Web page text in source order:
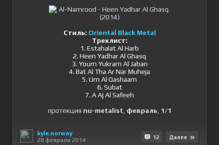
Стиль: Oriental Black Metal
Треклист:
1. Estahalat Al Harb
2. Heen Yadhar Al Ghasq
3. Youm Yukram Al Jaban
4. Bat Al Tha Ar Nar Muheja
5. Um Al Qashaam
6. Subat
7. A Aj Al Safeeh
протекция nu-metalist февраль 1/1
kyle.norway
28 февраля 2014
12 Далее